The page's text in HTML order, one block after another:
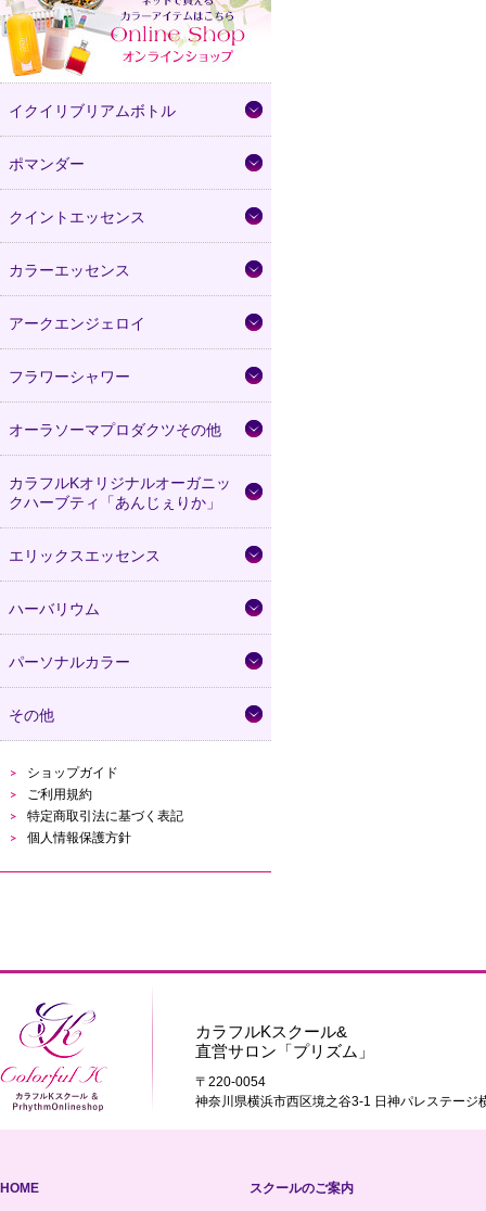
イクイリブリアムボトル
ポマンダー
クイントエッセンス
カラーエッセンス
アークエンジェロイ
フラワーシャワー
オーラソーマプロダクツその他
カラフルKオリジナルオーガニッ
クハーブティ「あんじぇりか」
エリックスエッセンス
ハーバリウム
パーソナルカラー
その他
ショップガイド
ご利用規約
特定商取引法に基づく表記
個人情報保護方針
カラフルKスクール&
直営サロン「プリズム」
〒220-0054
神奈川県横浜市西区境之谷3-1 日神パレステージ
HOME スクールのご案内